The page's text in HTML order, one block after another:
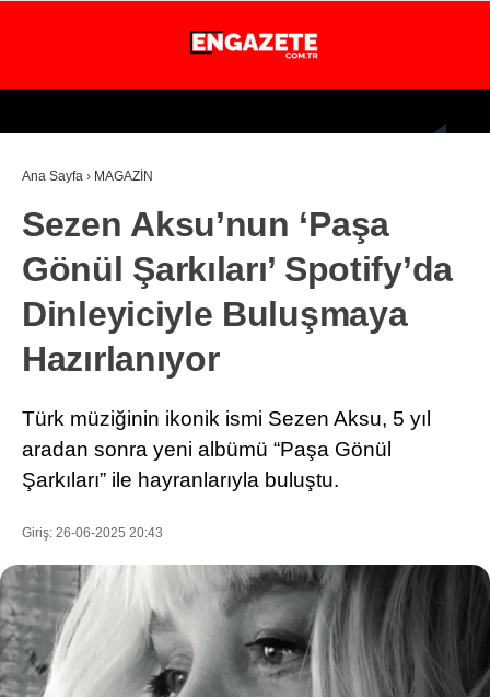
WhatsApp İhbar Hattı
Facebook
27.7
İSTANBUL
GÜNDEM
EKONOMİ
DÜNYA
MAGAZİN
SPOR
TEKNOLOJİ
EĞİTİM
Ana Sayfa › MAGAZİN
Sezen Aksu’nun ‘Paşa
Gönül Şarkıları’ Spotify’da
Dinleyiciyle Buluşmaya
Hazırlanıyor
Türk müziğinin ikonik ismi Sezen Aksu, 5 yıl
aradan sonra yeni albümü “Paşa Gönül
Şarkıları” ile hayranlarıyla buluştu.
Giriş: 26-06-2025 20:43